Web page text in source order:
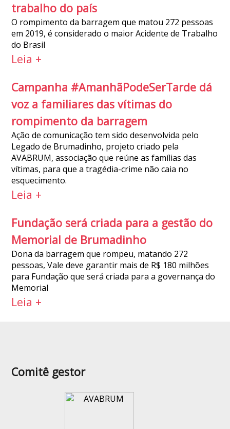
trabalho do país
O rompimento da barragem que matou 272 pessoas
em 2019, é considerado o maior Acidente de Trabalho
do Brasil
Leia +
Campanha #AmanhãPodeSerTarde dá
voz a familiares das vítimas do
rompimento da barragem
Ação de comunicação tem sido desenvolvida pelo
Legado de Brumadinho, projeto criado pela
AVABRUM, associação que reúne as famílias das
vítimas, para que a tragédia-crime não caia no
esquecimento.
Leia +
Fundação será criada para a gestão do
Memorial de Brumadinho
Dona da barragem que rompeu, matando 272
pessoas, Vale deve garantir mais de R$ 180 milhões
para Fundação que será criada para a governança do
Memorial
Leia +
Comitê gestor